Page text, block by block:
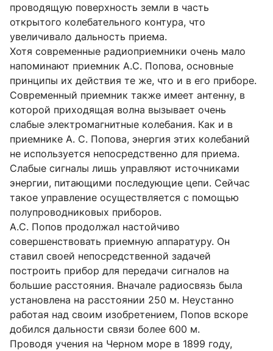
проводящую поверхность земли в часть
открытого колебательного контура, что
увеличивало дальность приема.
Хотя современные радиоприемники очень мало
напоминают приемник А.С. Попова, основные
принципы их действия те же, что и в его приборе.
Современный приемник также имеет антенну, в
которой приходящая волна вызывает очень
слабые электромагнитные колебания. Как и в
приемнике А. С. Попова, энергия этих колебаний
не используется непосредственно для приема.
Слабые сигналы лишь управляют источниками
энергии, питающими последующие цепи. Сейчас
такое управление осуществляется с помощью
полупроводниковых приборов.
А.С. Попов продолжал настойчиво
совершенствовать приемную аппаратуру. Он
ставил своей непосредственной задачей
построить прибор для передачи сигналов на
большие расстояния. Вначале радиосвязь была
установлена на расстоянии 250 м. Неустанно
работая над своим изобретением, Попов вскоре
добился дальности связи более 600 м.
Проводя учения на Черном море в 1899 году,